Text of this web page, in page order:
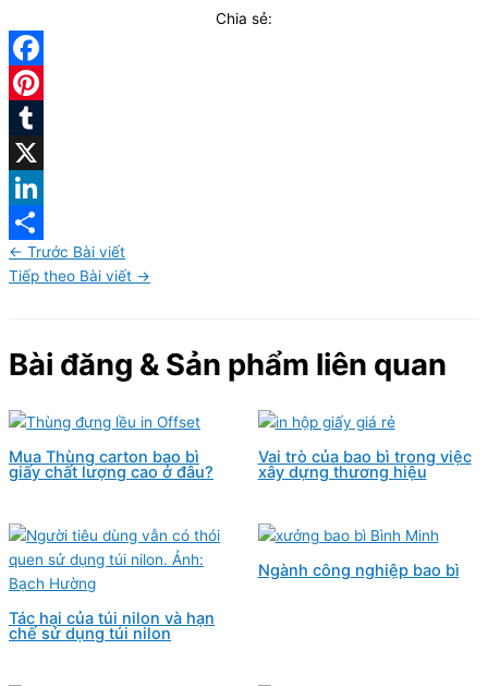
Chia sẻ:
← Trước Bài viết
Tiếp theo Bài viết →
Bài đăng & Sản phẩm liên quan
Mua Thùng carton bao bì
giấy chất lượng cao ở đâu?
Vai trò của bao bì trong việc
xây dựng thương hiệu
Tác hại của túi nilon và hạn
chế sử dụng túi nilon
Ngành công nghiệp bao bì